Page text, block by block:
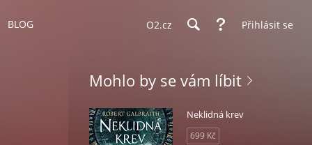
BLOG O2.cz Přihlásit se
Mohlo by se vám líbit
Neklidná krev
699 Kč